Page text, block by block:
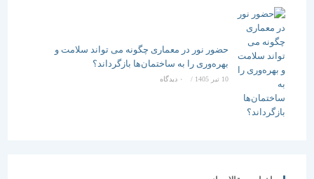
حضور نور در معماری چگونه می تواند سلامت و
بهره‌وری را به ساختمان‌ها بازگرداند؟
/ ۰ دیدگاه